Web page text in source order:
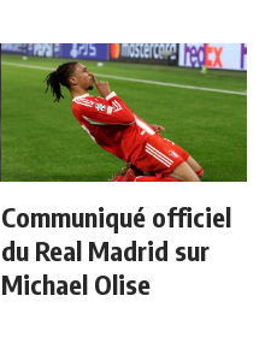
Communiqué officiel
du Real Madrid sur
Michael Olise